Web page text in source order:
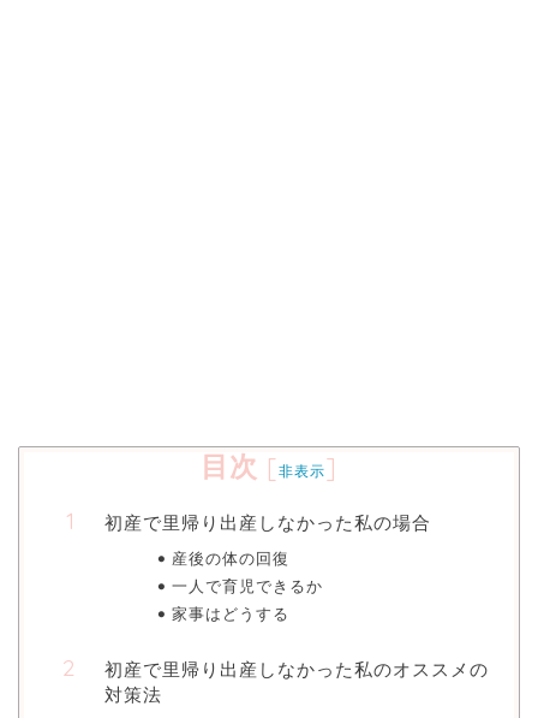
目次 [非表示]
初産で里帰り出産しなかった私の場合
産後の体の回復
一人で育児できるか
家事はどうする
初産で里帰り出産しなかった私のオススメの
対策法